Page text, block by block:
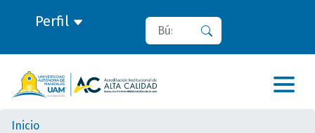
Perfil Buscar
Inicio